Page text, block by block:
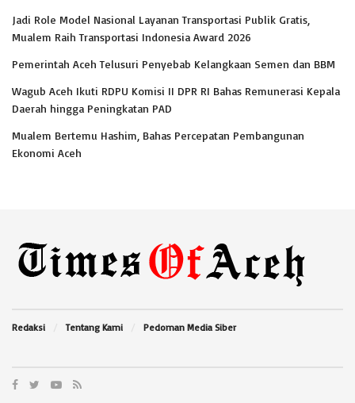
Jadi Role Model Nasional Layanan Transportasi Publik Gratis,
Mualem Raih Transportasi Indonesia Award 2026
Pemerintah Aceh Telusuri Penyebab Kelangkaan Semen dan BBM
Wagub Aceh Ikuti RDPU Komisi II DPR RI Bahas Remunerasi Kepala
Daerah hingga Peningkatan PAD
Mualem Bertemu Hashim, Bahas Percepatan Pembangunan
Ekonomi Aceh
Redaksi Tentang Kami Pedoman Media Siber